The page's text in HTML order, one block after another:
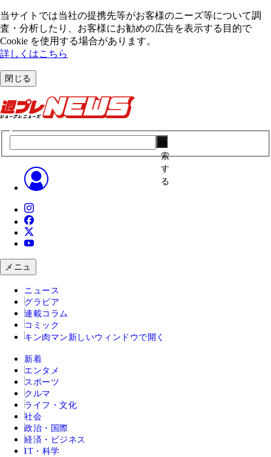
当サイトでは当社の提携先等がお客様のニーズ等について調
査・分析したり、お客様にお勧めの広告を表⽰する⽬的で
Cookie を使⽤する場合があります。
詳しくはこちら
閉じる
索
す
る
メニュ
ニュース
グラビア
連載コラム
コミック
キン肉マン 新しいウィンドウで開く
新着
エンタメ
スポーツ
クルマ
ライフ・文化
社会
政治・国際
経済・ビジネス
IT・科学